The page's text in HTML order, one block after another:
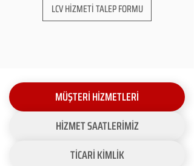
LCV HİZMETİ TALEP FORMU
MÜŞTERİ HİZMETLERİ
HİZMET SAATLERİMİZ
TİCARİ KİMLİK